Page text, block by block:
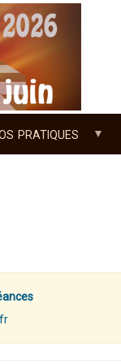
pratiques